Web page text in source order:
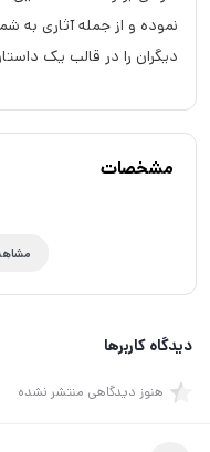
نموده و از جمله آثاری به
دیگران را در قالب یک
مشخصات
دیدگاه کاربرها
هنوز دیدگاهی منتشر نشده